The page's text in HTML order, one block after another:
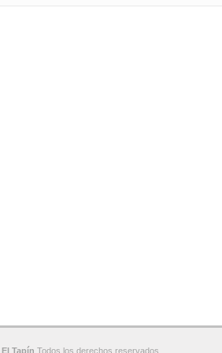
El Tapín Todos los derechos reservados